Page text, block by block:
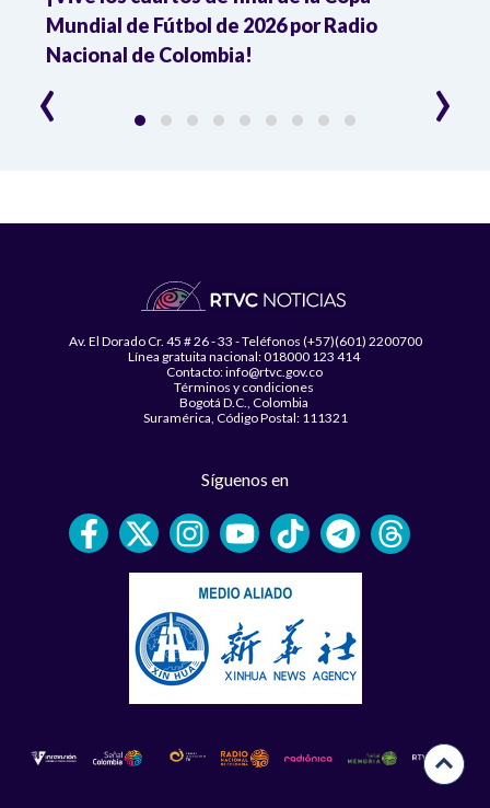
Mundial de Fútbol de 2026 por Radio
Nacional de Colombia!
‹ ›
Av. El Dorado Cr. 45 # 26 - 33 - Teléfonos (+57)(601) 2200700
Línea gratuita nacional: 018000 123 414
Contacto: info@rtvc.gov.co
Términos y condiciones
Bogotá D.C., Colombia
Suramérica, Código Postal: 111321
Síguenos en